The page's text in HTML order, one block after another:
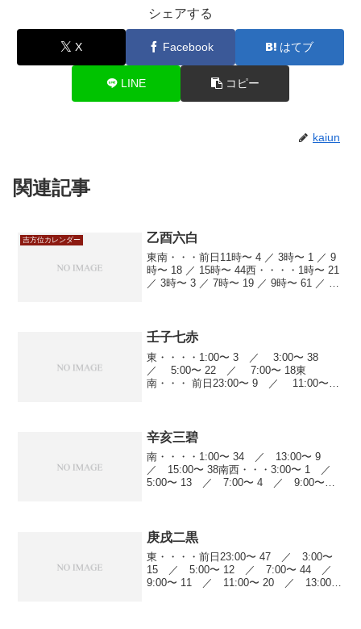
シェアする
X Facebook はてブ
LINE コピー
kaiun
関連記事
吉方位カレンダー 乙酉六白
東南・・・前日11時〜 4 ／ 3時〜 1 ／ 9
時〜 18 ／ 15時〜 44西・・・・1時〜 21
／ 3時〜 3 ／ 7時〜 19 ／ 9時〜 61 ／ 13
壬子七赤
東・・・・1:00〜 3 ／ 3:00〜 38
／ 5:00〜 22 ／ 7:00〜 18東
南・・・ 前日23:00〜 9 ／ 11:00〜
辛亥三碧
南・・・・1:00〜 34 ／ 13:00〜 9
／ 15:00〜 38南西・・・3:00〜 1 ／
5:00〜 13 ／ 7:00〜 4 ／ 9:00〜
庚戌二黒
東・・・・前日23:00〜 47 ／ 3:00〜
15 ／ 5:00〜 12 ／ 7:00〜 44 ／
9:00〜 11 ／ 11:00〜 20 ／ 13:00〜